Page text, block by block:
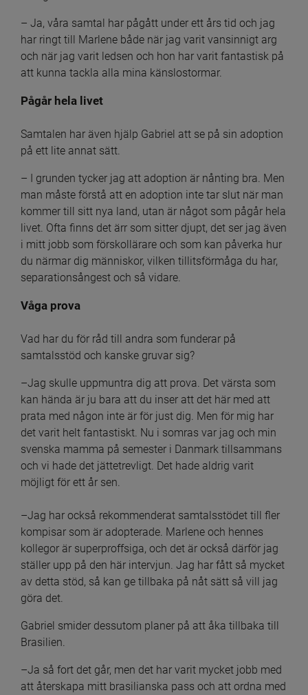
– Ja, våra samtal har pågått under ett års tid och jag
har ringt till Marlene både när jag varit vansinnigt arg
och när jag varit ledsen och hon har varit fantastisk på
att kunna tackla alla mina känslostormar.
Pågår hela livet
Samtalen har även hjälp Gabriel att se på sin adoption
på ett lite annat sätt.
– I grunden tycker jag att adoption är nånting bra. Men
man måste förstå att en adoption inte tar slut när man
kommer till sitt nya land, utan är något som pågår hela
livet. Ofta finns det ärr som sitter djupt, det ser jag även
i mitt jobb som förskollärare och som kan påverka hur
du närmar dig människor, vilken tillitsförmåga du har,
separationsångest och så vidare.
Våga prova
Vad har du för råd till andra som funderar på
samtalsstöd och kanske gruvar sig?
–Jag skulle uppmuntra dig att prova. Det värsta som
kan hända är ju bara att du inser att det här med att
prata med någon inte är för just dig. Men för mig har
det varit helt fantastiskt. Nu i somras var jag och min
svenska mamma på semester i Danmark tillsammans
och vi hade det jättetrevligt. Det hade aldrig varit
möjligt för ett år sen.
–Jag har också rekommenderat samtalsstödet till fler
kompisar som är adopterade. Marlene och hennes
kollegor är superproffsiga, och det är också därför jag
ställer upp på den här intervjun. Jag har fått så mycket
av detta stöd, så kan ge tillbaka på nåt sätt så vill jag
göra det.
Gabriel smider dessutom planer på att åka tillbaka till
Brasilien.
–Ja så fort det går, men det har varit mycket jobb med
att återskapa mitt brasilianska pass och att ordna med